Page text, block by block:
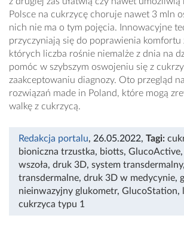
Polsce na cukrzycę choruje nawet 3 mln
nich nie ma o tym pojęcia. Innowacyjne
przyczyniają się do poprawienia komfortu
których liczba rośnie niemalże z dnia na
pomóc w szybszym oswojeniu się z
zaakceptowaniu diagnozy. Oto przegląd
rozwiązań made in Poland, które mogą
walkę z cukrzycą.
Redakcja portalu, 26.05.2022, Tagi:
bioniczna trzustka, biotts, GlucoActive,
wszoła, druk 3D, system transdermalny,
transdermalne, druk 3D w medycynie,
nieinwazyjny glukometr, GlucoStation,
cukrzyca typu 1